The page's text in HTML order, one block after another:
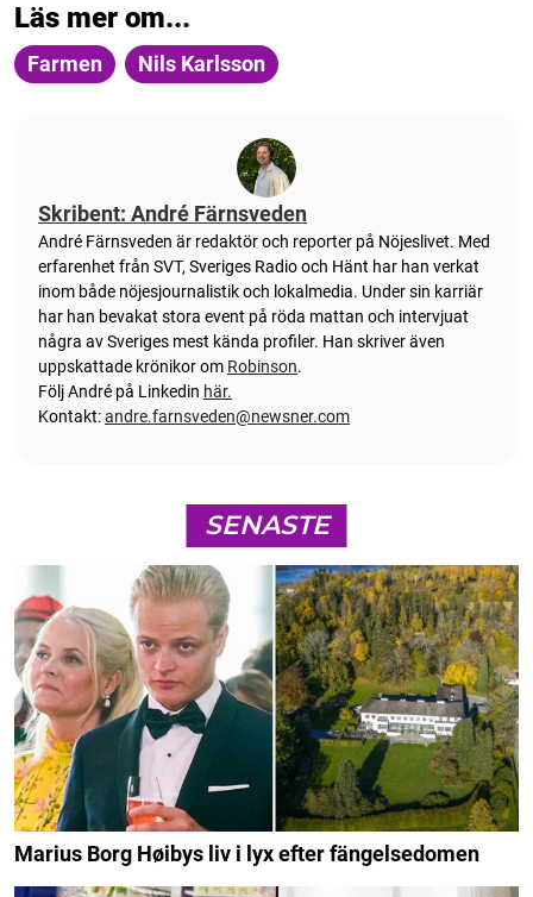
Läs mer om...
Farmen Nils Karlsson
Skribent: André Färnsveden
André Färnsveden är redaktör och reporter på Nöjeslivet. Med
erfarenhet från SVT, Sveriges Radio och Hänt har han verkat
inom både nöjesjournalistik och lokalmedia. Under sin karriär
har han bevakat stora event på röda mattan och intervjuat
några av Sveriges mest kända profiler. Han skriver även
uppskattade krönikor om Robinson.
Följ André på Linkedin här.
Kontakt:andre.farnsveden@newsner.com
SENASTE
Marius Borg Høibys liv i lyx efter fängelsedomen